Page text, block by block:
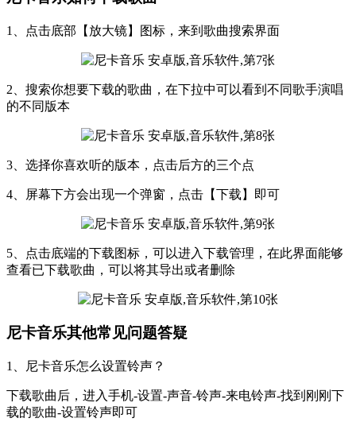
1、点击底部【放大镜】图标，来到歌曲搜索界面
2、搜索你想要下载的歌曲，在下拉中可以看到不同歌手演唱
的不同版本
3、选择你喜欢听的版本，点击后方的三个点
4、屏幕下方会出现一个弹窗，点击【下载】即可
5、点击底端的下载图标，可以进入下载管理，在此界面能够
查看已下载歌曲，可以将其导出或者删除
尼卡音乐其他常见问题答疑
1、尼卡音乐怎么设置铃声？
下载歌曲后，进入手机-设置-声音-铃声-来电铃声-找到刚刚下
载的歌曲-设置铃声即可